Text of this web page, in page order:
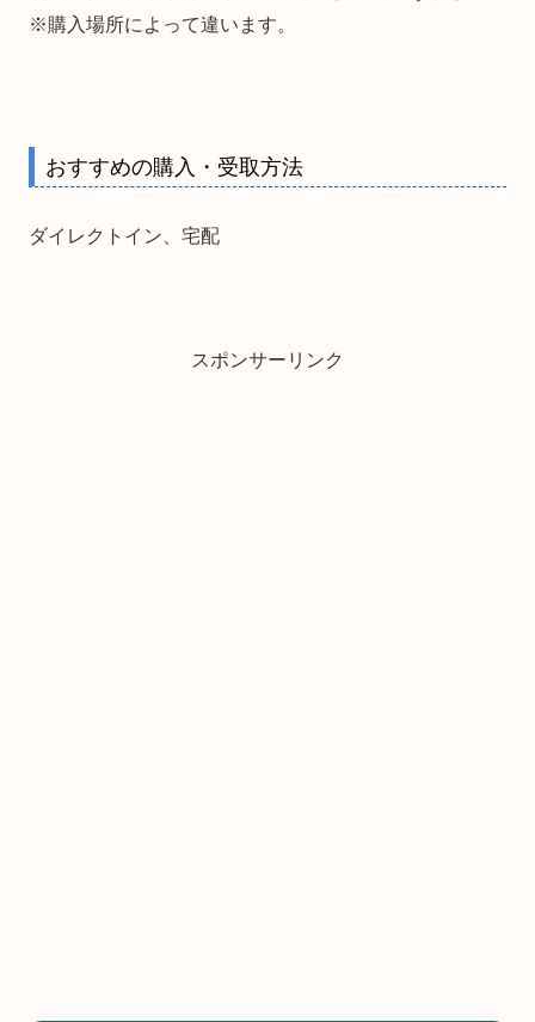
※購入場所によって違います。
おすすめの購入・受取方法
ダイレクトイン、宅配
スポンサーリンク